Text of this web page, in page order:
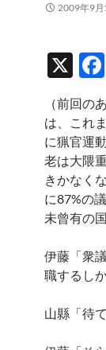
2009年9月
X
（前回の
は、これ
に猟官運
老は大隈
きかなく
に87%の
未曾有の
伊藤「衆
職するし
山縣「待